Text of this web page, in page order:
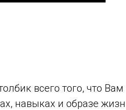
всего того, что Вам
навыках и образе